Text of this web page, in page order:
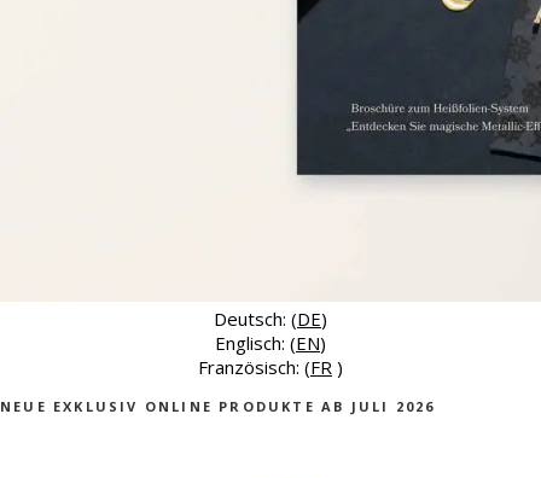
Deutsch: (DE)
Englisch: (EN)
Französisch: (FR )
NEUE EXKLUSIV ONLINE PRODUKTE AB JULI 2026